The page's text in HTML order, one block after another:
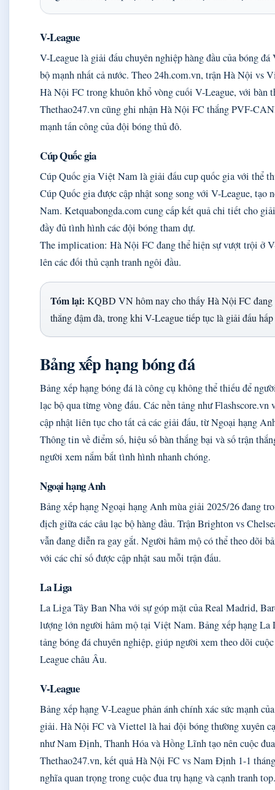
V-League
V-League là giải đấu chuyên nghiệp hàng đầu của bóng
bộ mạnh nhất cả nước. Theo 24h.com.vn, trận Hà Nội vs
Hà Nội FC trong khuôn khổ vòng cuối V-League, với bàn
Thethao247.vn cũng ghi nhận Hà Nội FC thắng PVF-
mạnh tấn công của đội bóng thủ đô.
Cúp Quốc gia
Cúp Quốc gia Việt Nam là giải đấu cup quốc gia với thể
Cúp Quốc gia được cập nhật song song với V-League, tạo
Nam. Ketquabongda.com cung cấp kết quả chi tiết cho
đầy đủ tình hình các đội bóng tham dự.
The implication: Hà Nội FC đang thể hiện sự vượt trội ở
lên các đối thủ cạnh tranh ngôi đầu.
Tóm lại: KQBD VN hôm nay cho thấy Hà Nội FC đang
thắng đậm đà, trong khi V-League tiếp tục là giải đấu
Bảng xếp hạng bóng đá
Bảng xếp hạng bóng đá là công cụ không thể thiếu để
lạc bộ qua từng vòng đấu. Các nền tảng như
cập nhật liên tục cho tất cả các giải đấu, từ Ngoại hạng
Thông tin về điểm số, hiệu số bàn thắng bại và số trận
người xem nắm bắt tình hình nhanh chóng.
Ngoại hạng Anh
Bảng xếp hạng Ngoại hạng Anh mùa giải 2025/26 đang
địch giữa các câu lạc bộ hàng đầu. Trận Brighton vs
vẫn đang diễn ra gay gắt. Người hâm mộ có thể theo dõi
với các chỉ số được cập nhật sau mỗi trận đấu.
La Liga
La Liga Tây Ban Nha với sự góp mặt của Real Madrid,
lượng lớn người hâm mộ tại Việt Nam. Bảng xếp hạng La
tảng bóng đá chuyên nghiệp, giúp người xem theo dõi
League châu Âu.
V-League
Bảng xếp hạng V-League phản ánh chính xác sức mạnh
giải. Hà Nội FC và Viettel là hai đội bóng thường xuyên
như Nam Định, Thanh Hóa và Hồng Lĩnh tạo nên cuộc
Thethao247.vn, kết quả Hà Nội FC vs Nam Định 1-1
nghĩa quan trọng trong cuộc đua trụ hạng và cạnh tranh top.